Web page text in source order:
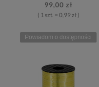
99,00 zł
( 1 szt. = 0,99 zł )
Powiadom o dostępności